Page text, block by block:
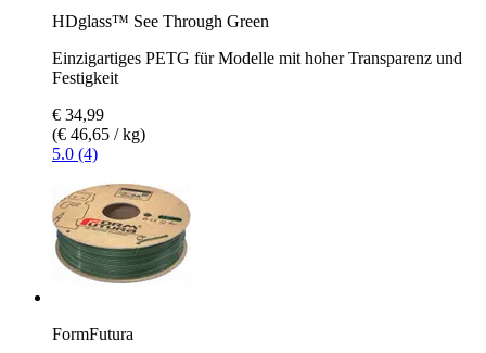
HDglass™ See Through Green
Einzigartiges PETG für Modelle mit hoher Transparenz und
Festigkeit
€ 34,99
(€ 46,65 / kg)
5.0 (4)
FormFutura